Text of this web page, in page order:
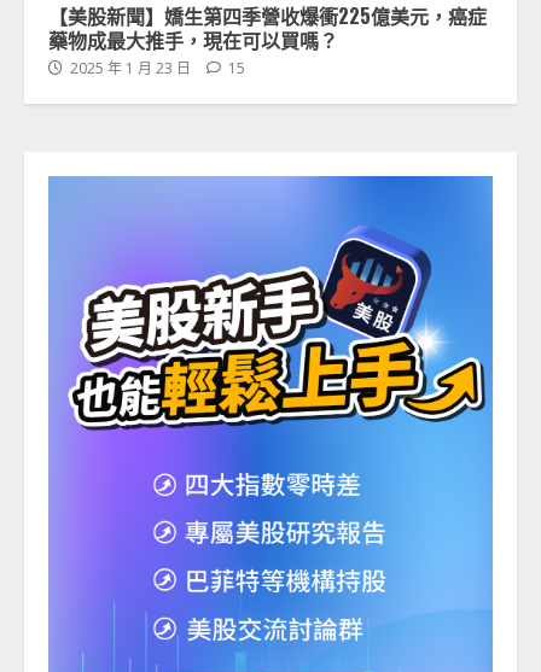
【美股新聞】嬌生第四季營收爆衝225億美元，癌症
藥物成最大推手，現在可以買嗎？
2025 年 1 月 23 日 15